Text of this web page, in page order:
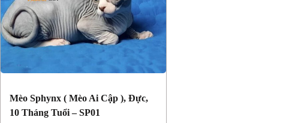
Mèo Sphynx ( Mèo Ai Cập ), Đực,
10 Tháng Tuổi – SP01